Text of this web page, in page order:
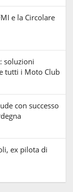
e la Circolare
soluzioni
tutti i Moto Club
con successo
ex pilota di